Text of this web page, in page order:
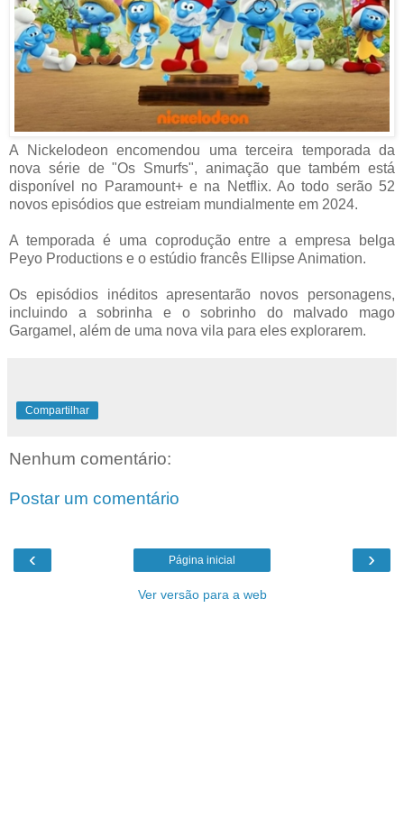
A Nickelodeon encomendou uma terceira temporada da
nova série de "Os Smurfs", animação que também está
disponível no Paramount+ e na Netflix. Ao todo serão 52
novos episódios que estreiam mundialmente em 2024.
A temporada é uma coprodução entre a empresa belga
Peyo Productions e o estúdio francês Ellipse Animation.
Os episódios inéditos apresentarão novos personagens,
incluindo a sobrinha e o sobrinho do malvado mago
Gargamel, além de uma nova vila para eles explorarem.
Compartilhar
Nenhum comentário:
Postar um comentário
‹ ›
Página inicial
Ver versão para a web